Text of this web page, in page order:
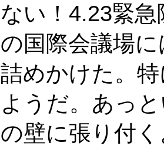
ない！4.23緊
の国際会議場
詰めかけた。
ようだ。あっ
の壁に張り付